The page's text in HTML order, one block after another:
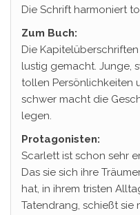
Die Schrift harmoniert
Zum Buch:
Die
lustig gemacht. Junge,
tollen Persönlichkeiten
schwer macht die
legen.
Protagonisten:
Scarlett ist schon sehr
Das sie sich ihre
hat, in ihrem tristen
Tatendrang, schießt sie